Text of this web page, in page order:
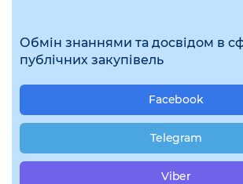
Обмін знаннями та досвідом в
публічних закупівель
Facebook
Telegram
Viber